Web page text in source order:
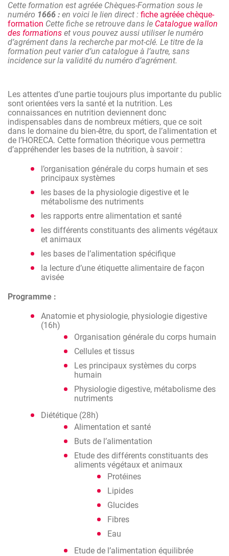
de l’HORECA. Cette formation théorique vous permettra
d’appréhender les bases de la nutrition, à savoir :
l’organisation générale du corps humain et ses
principaux systèmes
les bases de la physiologie digestive et le
les différents constituants des aliments végétaux
et animaux
les bases de l’alimentation spécifique
la lecture d’une étiquette alimentaire de façon
avisée
Cette formation est agréée Chèques-Formation sous le
numéro 1666 : en voici le lien direct : fiche agréée chèque-
formation Cette fiche se retrouve dans le Catalogue wallon
des formations et vous pouvez aussi utiliser le numéro
d’agrément dans la recherche par mot-clé. Le titre de la
formation peut varier d’un catalogue à l’autre, sans
incidence sur la validité du numéro d’agrément.
Les attentes d’une partie toujours plus importante du public
sont orientées vers la santé et la nutrition. Les
connaissances en nutrition deviennent donc
indispensables dans de nombreux métiers, que ce soit
dans le domaine du bien-être, du sport, de l’alimentation et
de l’HORECA. Cette formation théorique vous permettra
d’appréhender les bases de la nutrition, à savoir :
l’organisation générale du corps humain et ses
principaux systèmes
les bases de la physiologie digestive et le
métabolisme des nutriments
les rapports entre alimentation et santé
les différents constituants des aliments végétaux
et animaux
les bases de l’alimentation spécifique
la lecture d’une étiquette alimentaire de façon
avisée
Programme :
Anatomie et physiologie, physiologie digestive
(16h)
Organisation générale du corps humain
Cellules et tissus
Les principaux systèmes du corps
humain
Physiologie digestive, métabolisme des
nutriments
Diététique (28h)
Alimentation et santé
Buts de l’alimentation
Etude des différents constituants des
aliments végétaux et animaux
Protéines
Lipides
Glucides
Fibres
Eau
Etude de l’alimentation équilibrée